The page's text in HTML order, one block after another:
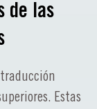
de las
Estas